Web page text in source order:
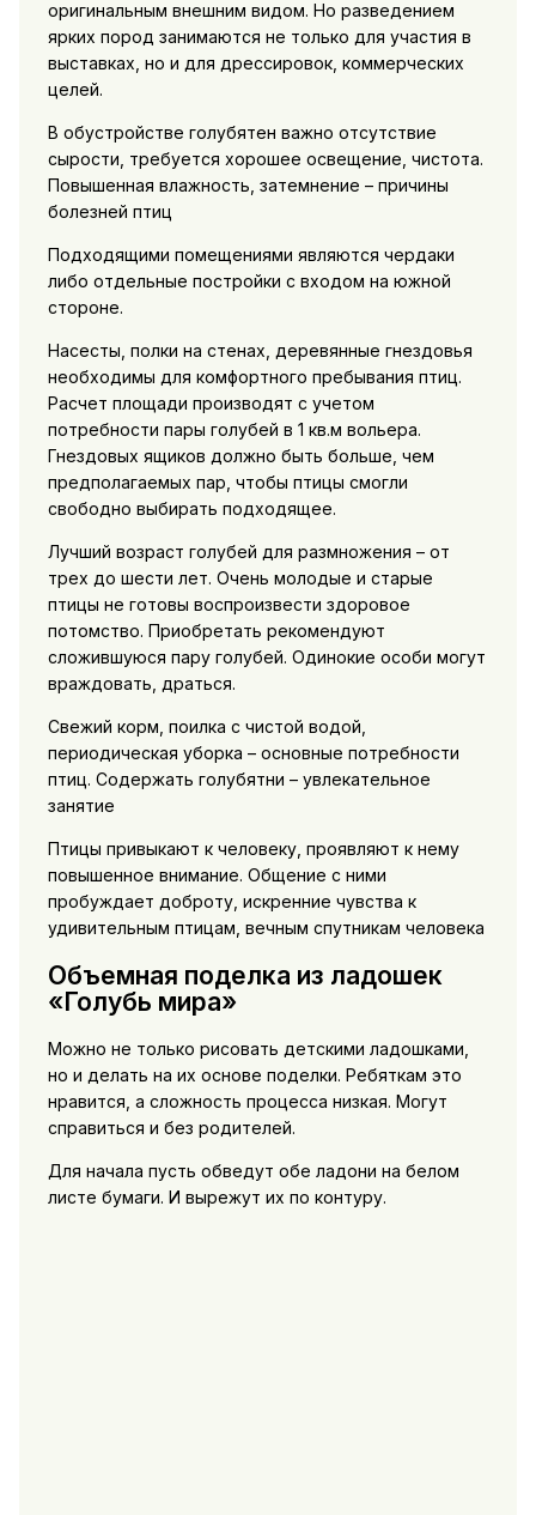
оригинальным внешним видом. Но разведением
ярких пород занимаются не только для участия в
выставках, но и для дрессировок, коммерческих
целей.
В обустройстве голубятен важно отсутствие
сырости, требуется хорошее освещение, чистота.
Повышенная влажность, затемнение – причины
болезней птиц
Подходящими помещениями являются чердаки
либо отдельные постройки с входом на южной
стороне.
Насесты, полки на стенах, деревянные гнездовья
необходимы для комфортного пребывания птиц.
Расчет площади производят с учетом
потребности пары голубей в 1 кв.м вольера.
Гнездовых ящиков должно быть больше, чем
предполагаемых пар, чтобы птицы смогли
свободно выбирать подходящее.
Лучший возраст голубей для размножения – от
трех до шести лет. Очень молодые и старые
птицы не готовы воспроизвести здоровое
потомство. Приобретать рекомендуют
сложившуюся пару голубей. Одинокие особи могут
враждовать, драться.
Свежий корм, поилка с чистой водой,
периодическая уборка – основные потребности
птиц. Содержать голубятни – увлекательное
занятие
Птицы привыкают к человеку, проявляют к нему
повышенное внимание. Общение с ними
пробуждает доброту, искренние чувства к
удивительным птицам, вечным спутникам человека
Объемная поделка из ладошек
«Голубь мира»
Можно не только рисовать детскими ладошками,
но и делать на их основе поделки. Ребяткам это
нравится, а сложность процесса низкая. Могут
справиться и без родителей.
Для начала пусть обведут обе ладони на белом
листе бумаги. И вырежут их по контуру.